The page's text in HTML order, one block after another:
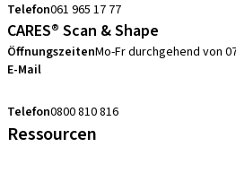
Telefon061 965 17 77
CARES® Scan & Shape
ÖffnungszeitenMo-Fr durchgehend von
E-Mail
Telefon0800 810 816
Ressourcen